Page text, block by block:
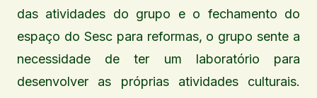
das atividades do grupo e o fechamento do
espaço do Sesc para reformas, o grupo sente a
necessidade de ter um laboratório para
desenvolver as próprias atividades culturais.